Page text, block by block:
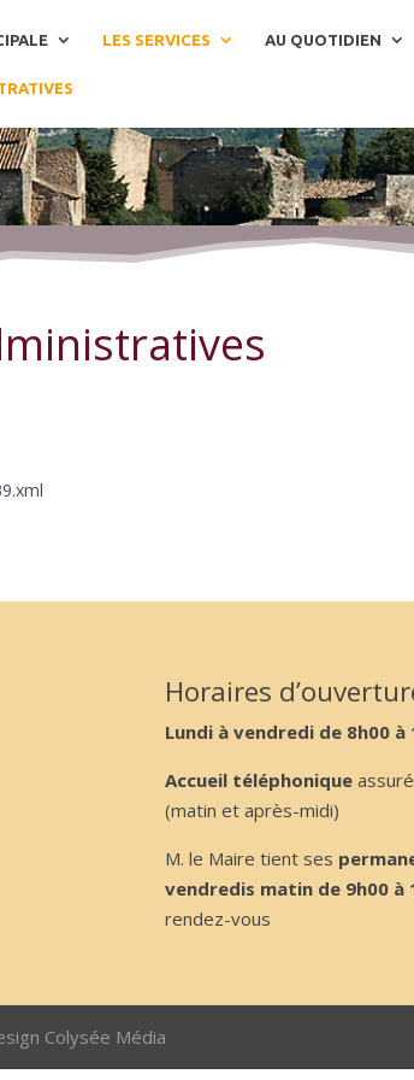
LES SERVICES AU QUOTIDIEN
Horaires
Lundi à vendredi de 8h00 à
Accueil téléphonique
(matin et après-midi)
M. le Maire tient ses
vendredis matin de 9h00 à
rendez-vous
Colysée Média